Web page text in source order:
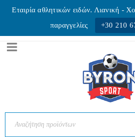
Εταιρία αθλητικών ειδών. Λιανική -
παραγγελίες
+30 210